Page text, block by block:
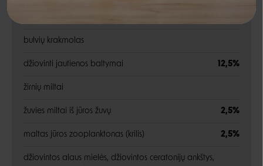
bulvių krakmolas
džiovinti jautienos baltymai 12,5%
žirnių miltai
žuvies miltai iš jūros žuvų 2,5%
maltas jūros zooplanktonas (krilis) 2,5%
džiovintos alaus mielės, džiovintos ceratonijų ankštys,
Negalite prisijungti prie paskyros?